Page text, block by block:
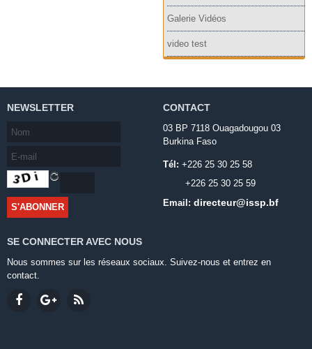
Galerie Vidéos
video test
NEWSLETTER CONTACT
03 BP 7118 Ouagadougou 03
Burkina Faso
Tél: +226 25 30 25 58
+226 25 30 25 59
Email: directeur@issp.bf
SE CONNECTER AVEC NOUS
Nous sommes sur les réseaux sociaux. Suivez-nous et entrez en
contact.